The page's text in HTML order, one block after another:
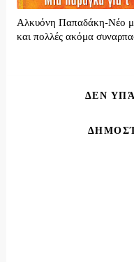
Αλκυόνη Παπαδάκη-Νέο
και πολλές ακόμα
ΔΕΝ